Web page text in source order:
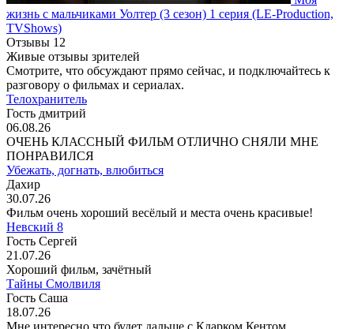
жизнь с мальчиками Уолтер (3 сезон) 1 серия (LE-Production,
TVShows)
Отзывы 12
Живые отзывы зрителей
Смотрите, что обсуждают прямо сейчас, и подключайтесь к
разговору о фильмах и сериалах.
Телохранитель
Гость дмитрий
06.08.26
ОЧЕНЬ КЛАССНЫЙ ФИЛЬМ ОТЛИЧНО СНЯЛИ МНЕ
ПОНРАВИЛСЯ
Убежать, догнать, влюбиться
Дахир
30.07.26
Фильм очень хороший весёлый и места очень красивые!
Невский 8
Гость Сергей
21.07.26
Хороший фильм, зачётный
Тайны Смолвиля
Гость Саша
18.07.26
Мне интересно что будет дальше с Кларком Кентом